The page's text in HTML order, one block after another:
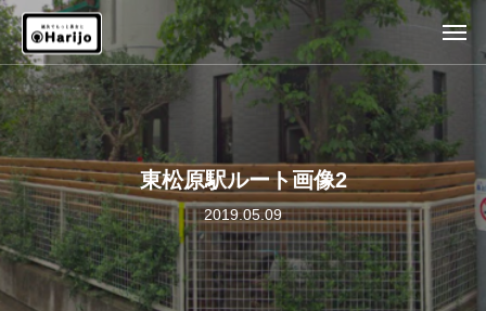
東松原駅ルート画像2
2019.05.09